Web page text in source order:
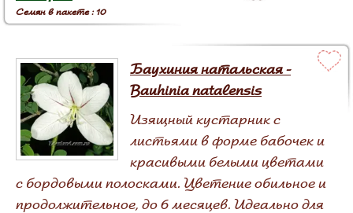
Семян в пакете : 10
Баухиния натальская -
Вauhinia natalensis
Изящный кустарник с
листьями в форме бабочек и
красивыми белыми цветами
с бордовыми полосками. Цветение обильное и
продолжительное, до 6 месяцев. Идеально для